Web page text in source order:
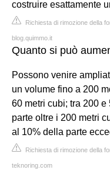
costruire esattamente
Richiesta di rimozione della
blog.quimmo.it
Quanto si può
Possono venire
un volume fino a 200
60 metri cubi; tra 200
parte oltre i 200 metri
al 10% della parte
Richiesta di rimozione della
teknoring.com